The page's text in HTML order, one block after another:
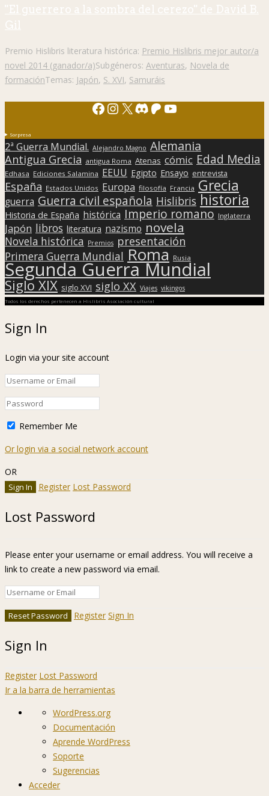
"El guerrero a la sombra del cerezo" de David B.
Gil
Premio Hislibris literatura histórica: Premio Hislibris mejor autor/a
novel 2014 (ganador/a)Subgéneros: Aventuras, Novela de
formaciónTemas: Japón, S. XVI, Samuráis
Facebook
Instagram
X Discord
Patreon
YouTube
Sorpresa
2ª Guerra Mundial. Alejandro Magno Alemania
Antigua Grecia antigua Roma Atenas cómic Edad Media
Edhasa Ediciones Salamina EEUU Egipto Ensayo entrevista
España Estados Unidos Europa filosofía Francia Grecia
guerra Guerra civil española Hislibris historia
Historia de España histórica Imperio romano Inglaterra
Japón libros literatura nazismo novela
Novela histórica Premios presentación
Primera Guerra Mundial Roma Rusia
Segunda Guerra Mundial
Siglo XIX siglo XVI siglo XX Viajes vikingos
Todos los derechos pertenecen a Hislibris Asociación cultural
Sign In
Login via your site account
Remember Me
Or login via a social network account
OR
Register Lost Password
Lost Password
Please enter your username or email address. You will receive a
link to create a new password via email.
Register Sign In
Sign In
Register Lost Password
Ir a la barra de herramientas
Acerca
WordPress
WordPress.org
Documentación
Aprende WordPress
Soporte
Sugerencias
Acceder